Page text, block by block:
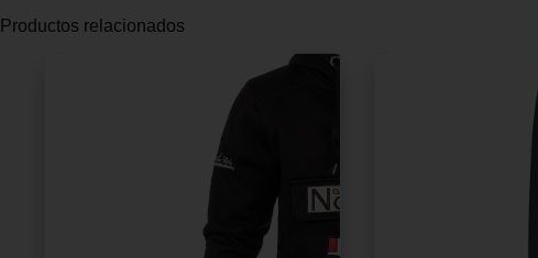
Productos relacionados